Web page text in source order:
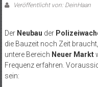
Veröffentlicht von: DeinHaan
Der Neubau der
die Bauzeit noch Zeit braucht,
untere Bereich Neuer Markt
Frequenz erfahren.
sein: